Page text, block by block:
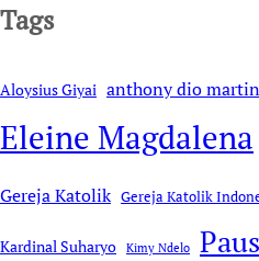
Tags
Aloysius Giyai anthony dio martin
Eleine Magdalena
Gereja Katolik Gereja Katolik
Kardinal Suharyo Kimy Ndelo